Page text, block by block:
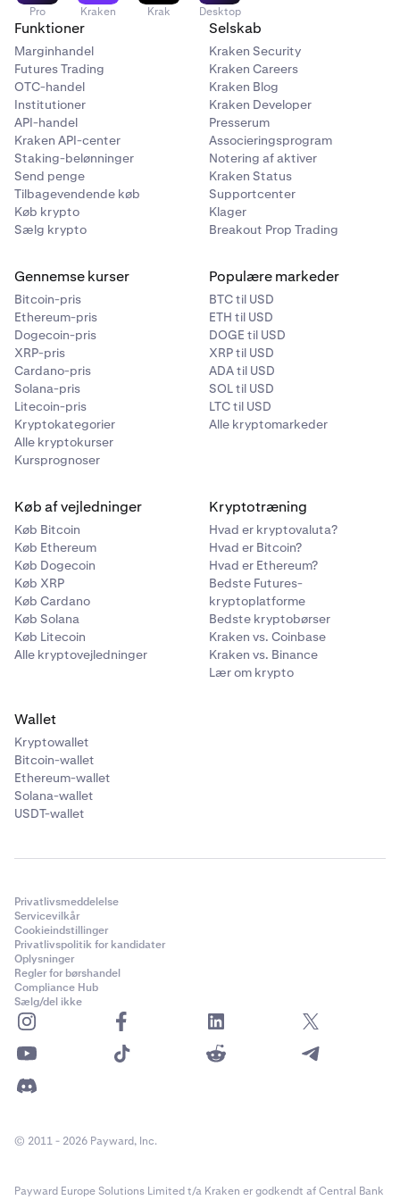
8
Gennemfør trinnet med tofaktorautentificering
(2FA).
9
Din private nøgle vil blive vist på skærmen. Skriv den
ned, og opbevar den et sikkert sted. Du kan også
bruge knappen Kopier til at kopiere den til din
udklipsholder.
En nedtællingstimer viser, hvor længe den private
nøgle vil være synlig (op til 24 timer).
10 Marker afkrydsningsfeltet, der bekræfter, at du har
skrevet din private nøgle ned. Klik derefter på
Efter lukning vil du blive ført tilbage til Kraksens
hovedside. Wallet-saldi vil ikke længere blive vist på din
konto.
adgangen permanent.
Marker afkrydsningsfeltet
for at sikre din private nøgle.
Klik derefter på
Vis nøgle og eksporter wallet.
7
Gennemfør trinnet med tofaktorautentificering
(2FA).
8
Din private nøgle vil blive vist på skærmen. Skriv den
ned, og opbevar den et sikkert sted. Du kan også
bruge knappen Kopier til at kopiere den til din
udklipsholder.
En nedtællingstimer viser, hvor længe den private
Marker afkrydsningsfeltet
skrevet din private nøgle ned. Klik derefter på
4 Gennemfør 2FA-verifikationen.
Pro Kraken Krak Desktop
Funktioner
Marginhandel
Futures Trading
OTC-handel
Institutioner
API-handel
Kraken API-center
Staking-belønninger
Send penge
Tilbagevendende køb
Køb krypto
Sælg krypto
Selskab
Kraken Security
Kraken Careers
Kraken Blog
Kraken Developer
Presserum
Associeringsprogram
Notering af aktiver
Kraken Status
Supportcenter
Klager
Breakout Prop Trading
Gennemse kurser
Bitcoin-pris
Ethereum-pris
Dogecoin-pris
XRP-pris
Cardano-pris
Solana-pris
Litecoin-pris
Kryptokategorier
Alle kryptokurser
Kursprognoser
Populære markeder
BTC til USD
ETH til USD
DOGE til USD
XRP til USD
ADA til USD
SOL til USD
LTC til USD
Alle kryptomarkeder
Køb af vejledninger
Køb Bitcoin
Køb Ethereum
Køb Dogecoin
Køb XRP
Køb Cardano
Køb Solana
Køb Litecoin
Alle kryptovejledninger
Kryptotræning
Hvad er kryptovaluta?
Hvad er Bitcoin?
Hvad er Ethereum?
Bedste Futures-
kryptoplatforme
Bedste kryptobørser
Kraken vs. Coinbase
Kraken vs. Binance
Lær om krypto
Wallet
Kryptowallet
Bitcoin-wallet
Ethereum-wallet
Solana-wallet
USDT-wallet
Privatlivsmeddelelse
Servicevilkår
Cookieindstillinger
Privatlivspolitik for kandidater
Oplysninger
Regler for børshandel
Compliance Hub
Sælg/del ikke
© 2011 - 2026 Payward, Inc.
Payward Europe Solutions Limited t/a Kraken er godkendt af Central Bank